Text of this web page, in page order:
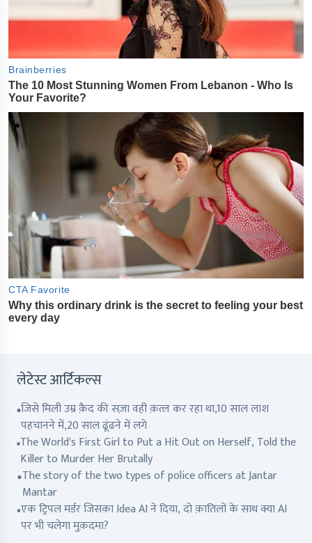
लेटेस्ट आर्टिकल्स
जिसे मिली उम्र क़ैद की सज़ा वही क़त्ल कर रहा था,10 साल लाश
पहचानने में,20 साल ढूंढने में लगे
The World's First Girl to Put a Hit Out on Herself, Told the
Killer to Murder Her Brutally
The story of the two types of police officers at Jantar
Mantar
एक ट्रिपल मर्डर जिसका Idea AI ने दिया, दो क़ातिलों के साथ क्या AI
पर भी चलेगा मुक़दमा?